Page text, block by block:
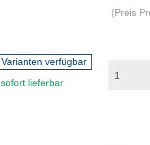
(Preis
Varianten verfügbar
sofort lieferbar